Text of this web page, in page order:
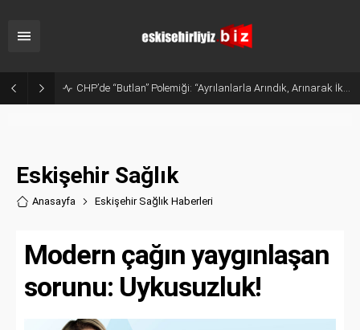
Sanayide Altyapı ve Temizlik Tepkisi: Gürhan Albayrak Küçük Sanayi Esnafını Ziyaret Etti
Eskişehir Sağlık
Anasayfa Eskişehir Sağlık Haberleri
Modern çağın yaygınlaşan
sorunu: Uykusuzluk!